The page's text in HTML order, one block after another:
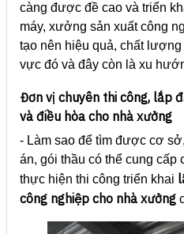
càng được đề cao và triển
máy, xưởng sản xuất công
tạo nên hiệu quả, chất
vực đó và đây còn là xu
Đơn vị chuyên thi công, lắp
và điều hòa cho nhà xưởng
- Làm sao để tìm được cơ
án, gói thầu có thể cung cấp
thực hiện thi công triển khai
công nghiệp cho nhà xưởng